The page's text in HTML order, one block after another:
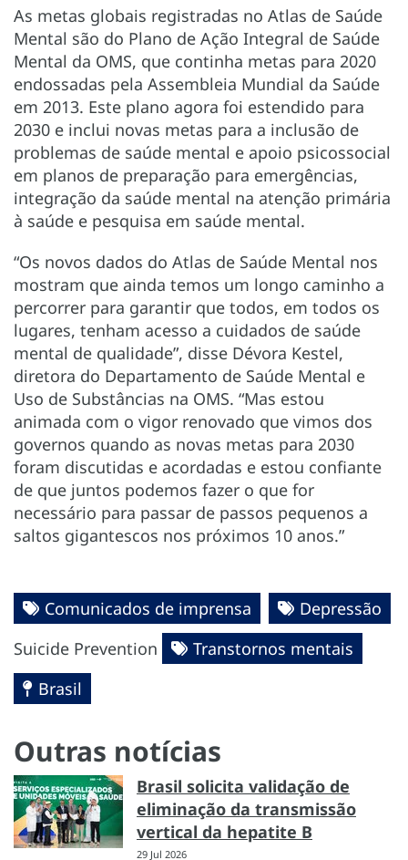
As metas globais registradas no Atlas de Saúde
Mental são do Plano de Ação Integral de Saúde
Mental da OMS, que continha metas para 2020
endossadas pela Assembleia Mundial da Saúde
em 2013. Este plano agora foi estendido para
2030 e inclui novas metas para a inclusão de
problemas de saúde mental e apoio psicossocial
em planos de preparação para emergências,
integração da saúde mental na atenção primária
à saúde e pesquisa em saúde mental.
“Os novos dados do Atlas de Saúde Mental nos
mostram que ainda temos um longo caminho a
percorrer para garantir que todos, em todos os
lugares, tenham acesso a cuidados de saúde
mental de qualidade”, disse Dévora Kestel,
diretora do Departamento de Saúde Mental e
Uso de Substâncias na OMS. “Mas estou
animada com o vigor renovado que vimos dos
governos quando as novas metas para 2030
foram discutidas e acordadas e estou confiante
de que juntos podemos fazer o que for
necessário para passar de passos pequenos a
saltos gigantescos nos próximos 10 anos.”
Comunicados de imprensa
Depressão
Suicide Prevention
Transtornos mentais
Brasil
Outras notícias
Brasil solicita validação de
eliminação da transmissão
vertical da hepatite B
29 Jul 2026